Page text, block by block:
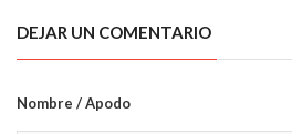
DEJAR UN COMENTARIO
Nombre / Apodo